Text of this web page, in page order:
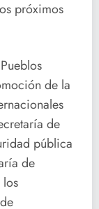
próximos
de la
de
pública
de